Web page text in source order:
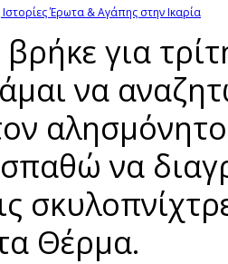
Έρωτα & Αγάπης στην Ικαρία
για
να
να
Θέρμα.